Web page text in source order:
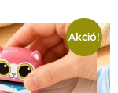
Akció!